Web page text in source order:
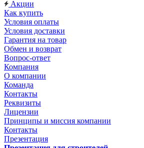
Акции
Как купить
Условия оплаты
Условия доставки
Гарантия на товар
Обмен и возврат
Вопрос-ответ
Компания
О компании
Команда
Контакты
Реквизиты
Лицензии
Принципы и миссия компании
Контакты
Презентация